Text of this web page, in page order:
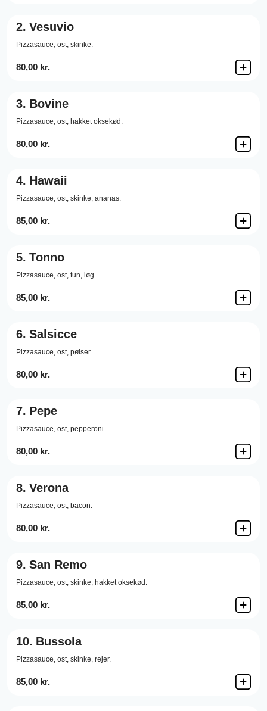
2. Vesuvio
Pizzasauce, ost, skinke.
80,00 kr.
3. Bovine
Pizzasauce, ost, hakket oksekød.
80,00 kr.
4. Hawaii
Pizzasauce, ost, skinke, ananas.
85,00 kr.
5. Tonno
Pizzasauce, ost, tun, løg.
85,00 kr.
6. Salsicce
Pizzasauce, ost, pølser.
80,00 kr.
7. Pepe
Pizzasauce, ost, pepperoni.
80,00 kr.
8. Verona
Pizzasauce, ost, bacon.
80,00 kr.
9. San Remo
Pizzasauce, ost, skinke, hakket oksekød.
85,00 kr.
10. Bussola
Pizzasauce, ost, skinke, rejer.
85,00 kr.